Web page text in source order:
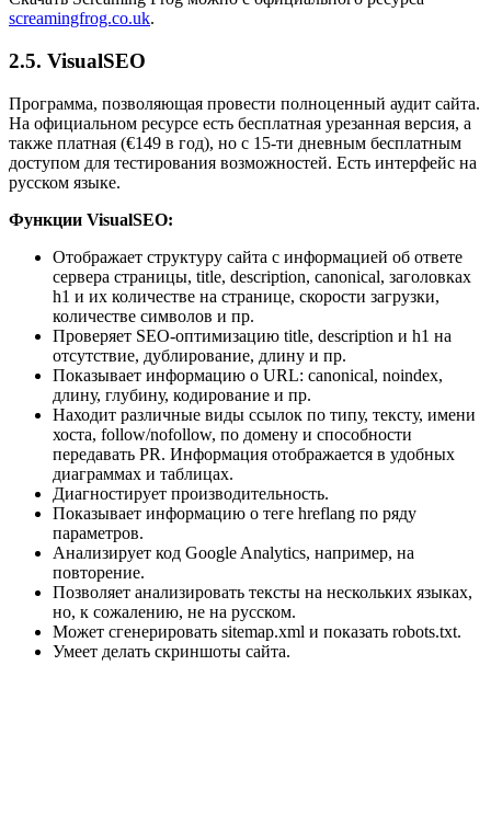
screamingfrog.co.uk.
2.5. VisualSEO
Программа, позволяющая провести полноценный аудит сайта.
На официальном ресурсе есть бесплатная урезанная версия, а
также платная (€149 в год), но с 15-ти дневным бесплатным
доступом для тестирования возможностей. Есть интерфейс на
русском языке.
Функции VisualSEO:
Отображает структуру сайта с информацией об ответе
сервера страницы, title, description, canonical, заголовках
h1 и их количестве на странице, скорости загрузки,
количестве символов и пр.
Проверяет SEO-оптимизацию title, description и h1 на
отсутствие, дублирование, длину и пр.
Показывает информацию о URL: canonical, noindex,
длину, глубину, кодирование и пр.
Находит различные виды ссылок по типу, тексту, имени
хоста, follow/nofollow, по домену и способности
передавать PR. Информация отображается в удобных
диаграммах и таблицах.
Диагностирует производительность.
Показывает информацию о теге hreflang по ряду
параметров.
Анализирует код Google Analytics, например, на
повторение.
Позволяет анализировать тексты на нескольких языках,
но, к сожалению, не на русском.
Может сгенерировать sitemap.xml и показать robots.txt.
Умеет делать скриншоты сайта.